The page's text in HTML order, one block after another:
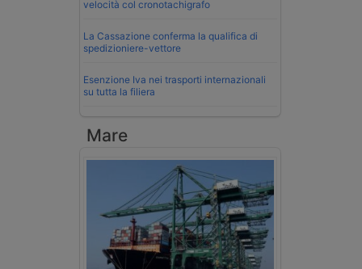
velocità col cronotachigrafo
La Cassazione conferma la qualifica di
spedizioniere-vettore
Esenzione Iva nei trasporti internazionali
su tutta la filiera
Mare